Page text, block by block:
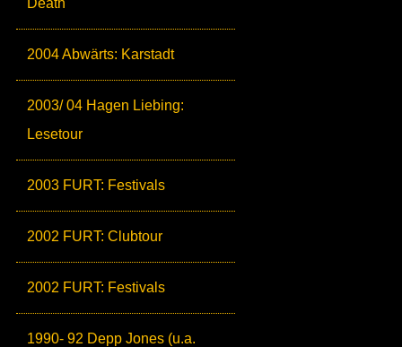
Death
2004 Abwärts: Karstadt
2003/ 04 Hagen Liebing:
Lesetour
2003 FURT: Festivals
2002 FURT: Clubtour
2002 FURT: Festivals
1990- 92 Depp Jones (u.a.